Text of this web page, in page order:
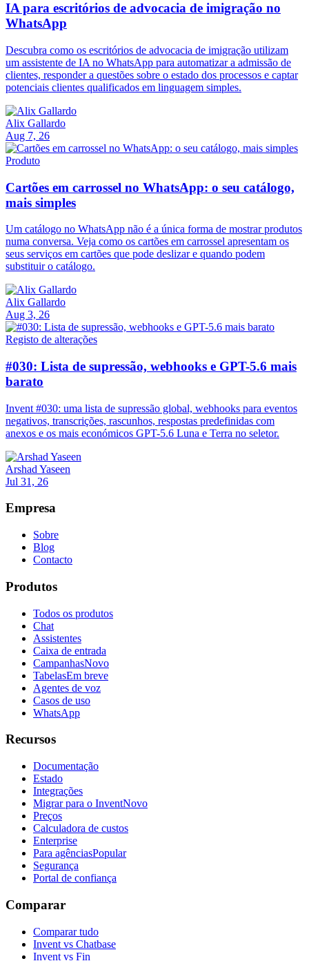
IA para escritórios de advocacia de imigração no
WhatsApp
Descubra como os escritórios de advocacia de imigração utilizam
um assistente de IA no WhatsApp para automatizar a admissão de
clientes, responder a questões sobre o estado dos processos e captar
potenciais clientes qualificados em linguagem simples.
Alix Gallardo
Aug 7, 26
Produto
Cartões em carrossel no WhatsApp: o seu catálogo,
mais simples
Um catálogo no WhatsApp não é a única forma de mostrar produtos
numa conversa. Veja como os cartões em carrossel apresentam os
seus serviços em cartões que pode deslizar e quando podem
substituir o catálogo.
Alix Gallardo
Aug 3, 26
Registo de alterações
#030: Lista de supressão, webhooks e GPT-5.6 mais
barato
Invent #030: uma lista de supressão global, webhooks para eventos
negativos, transcrições, rascunhos, respostas predefinidas com
anexos e os mais económicos GPT-5.6 Luna e Terra no seletor.
Arshad Yaseen
Jul 31, 26
Empresa
Sobre
Blog
Contacto
Produtos
Todos os produtos
Chat
Assistentes
Caixa de entrada
CampanhasNovo
TabelasEm breve
Agentes de voz
Casos de uso
WhatsApp
Recursos
Documentação
Estado
Integrações
Migrar para o InventNovo
Preços
Calculadora de custos
Enterprise
Para agênciasPopular
Segurança
Portal de confiança
Comparar
Comparar tudo
Invent vs Chatbase
Invent vs Fin